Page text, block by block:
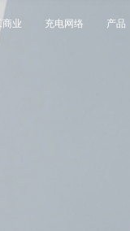
商业 充电网络 产品